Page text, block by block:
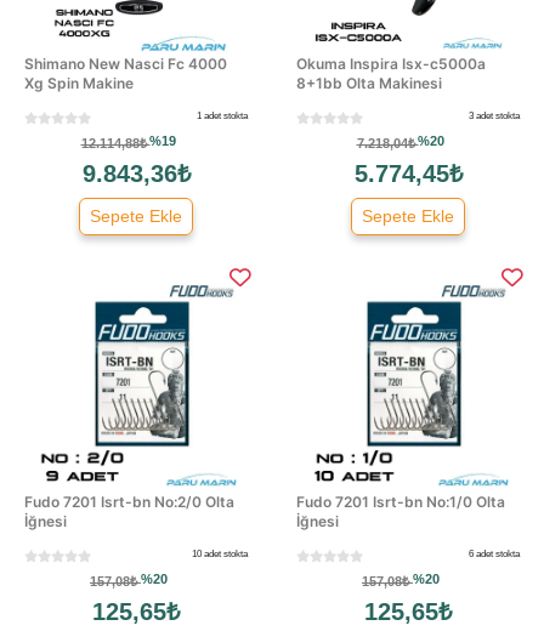
Shimano New Nasci Fc 4000
Xg Spin Makine
1 adet stokta
12.114,88₺%19
9.843,36₺
Sepete Ekle
Okuma Inspira Isx-c5000a
8+1bb Olta Makinesi
3 adet stokta
7.218,04₺%20
5.774,45₺
Sepete Ekle
Fudo 7201 Isrt-bn No:2/0 Olta
İğnesi
10 adet stokta
157,08₺%20
125,65₺
Fudo 7201 Isrt-bn No:1/0 Olta
İğnesi
6 adet stokta
157,08₺%20
125,65₺